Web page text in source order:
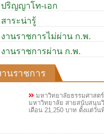
ปริญญาโท-เอก
สาระน่ารู้
งานราชการไม่ผ่าน ก.พ.
งานราชการผ่าน ก.พ.
านราชการ
มหาวิทยาลัยธรรมศาสต
มหาวิทยาลัย สายสนับสนุน
เดือน 21,250 บาท ตั้งแต่วัน